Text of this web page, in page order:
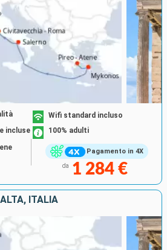
Pagamento in 4X
Wifi standard incluso
incluse
100% adulti
da 1 284 €
ITALIA